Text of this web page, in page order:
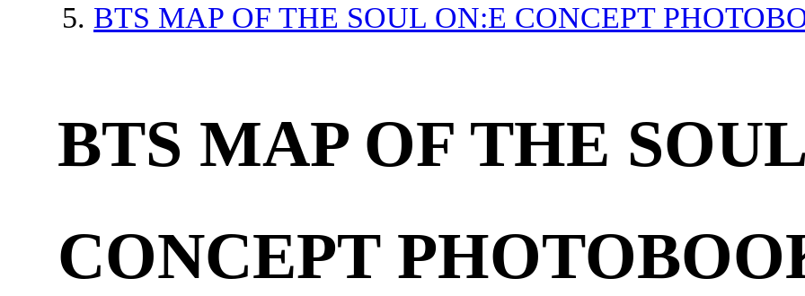
BTS MAP OF THE SOUL ON:E CONCEPT
BTS MAP OF THE
CONCEPT